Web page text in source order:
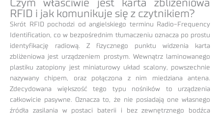
Czym właściwie jest karta zbliżeniowa
RFID i jak komunikuje się z czytnikiem?
Skrót RFID pochodzi od angielskiego terminu Radio-Frequency
Identification, co w bezpośrednim tłumaczeniu oznacza po prostu
identyfikację radiową. Z fizycznego punktu widzenia karta
zbliżeniowa jest urządzeniem prostym. Wewnątrz laminowanego
plastiku zatopiony jest miniaturowy układ scalony, powszechnie
nazywany chipem, oraz połączona z nim miedziana antena.
Zdecydowana większość tego typu nośników to urządzenia
całkowicie pasywne. Oznacza to, że nie posiadają one własnego
źródła zasilania w postaci baterii i bez zewnętrznego bodźca